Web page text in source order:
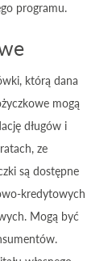
programu.
którą dana
mogą
długów i
ze
są dostępne
kredytowych
Mogą być